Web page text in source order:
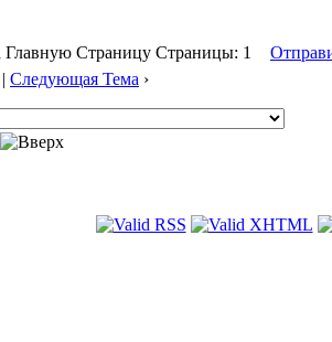
Страницы: 1
| Следующая Тема ›